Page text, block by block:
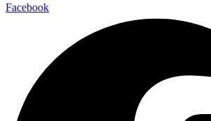
Facebook